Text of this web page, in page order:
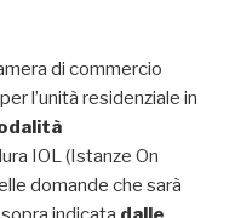
di commercio
l’unità residenziale in
IOL (Istanze On
domande che sarà